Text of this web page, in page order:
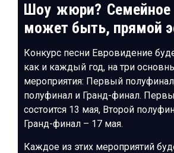
Шоу жюри?
может быть, прямой
Конкурс песни Евровидение
как и каждый год, на три
мероприятия: Первый
полуфинал и Гранд-финал.
состоится 13 мая, Второй
Гранд-финал – 17 мая.
Каждое из этих мероприятий